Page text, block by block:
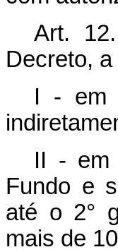
Art.
Decreto,
I - em
II - em
Fundo e
até o 2°
mais de